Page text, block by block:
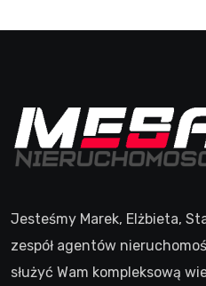
Jesteśmy Marek, Elżbieta,
zespół agentów
służyć Wam kompleksową